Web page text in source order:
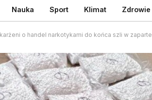
Nauka Sport Klimat Zdrowie
o handel narkotykami do końca szli w zaparte